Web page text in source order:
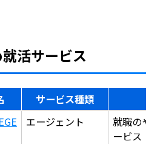
活サービス
サービス種類
エージェント
就職のや
ービス